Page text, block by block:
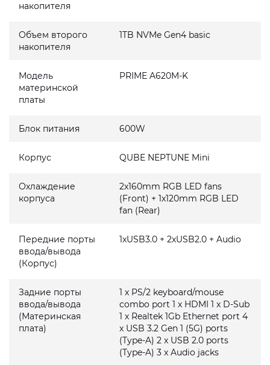
накопителя
Объем второго
накопителя
1TB NVMe Gen4 basic
Модель
материнской
платы
PRIME A620M-K
Блок питания 600W
Корпус QUBE NEPTUNE Mini
Охлаждение
корпуса
2x160mm RGB LED fans
(Front) + 1x120mm RGB LED
fan (Rear)
Передние порты
ввода/вывода
(Корпус)
1xUSB3.0 + 2xUSB2.0 + Audio
Задние порты
ввода/вывода
(Материнская
плата)
1 x PS/2 keyboard/mouse
combo port 1 x HDMI 1 x D-Sub
1 x Realtek 1Gb Ethernet port 4
x USB 3.2 Gen 1 (5G) ports
(Type-A) 2 x USB 2.0 ports
(Type-A) 3 x Audio jacks